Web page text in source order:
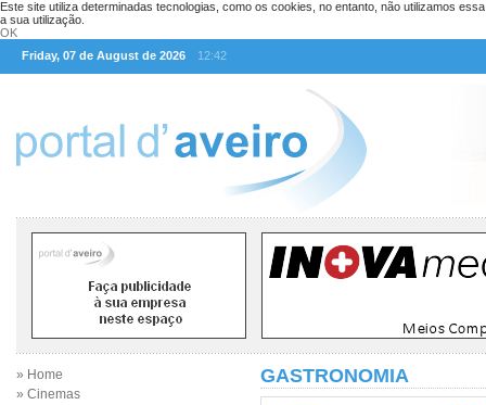
Este site utiliza determinadas tecnologias, como os cookies, no entanto, não utilizamos
a sua utilização.
OK
Friday, 07 de August de 2026
12:42
» Home
» Cinemas
GASTRONOMIA